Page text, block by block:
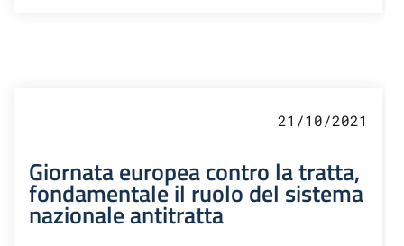
21/10/2021
Giornata europea contro la tratta,
fondamentale il ruolo del sistema
nazionale antitratta